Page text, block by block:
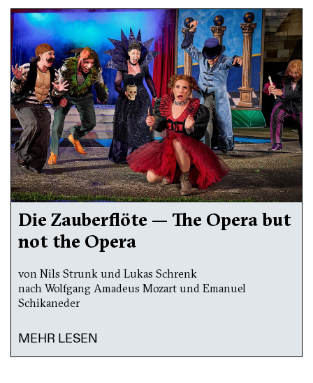
Die Zauberflöte — The Opera but
not the Opera
von Nils Strunk und Lukas Schrenk
nach Wolfgang Amadeus Mozart und Emanuel
Schikaneder
MEHR LESEN